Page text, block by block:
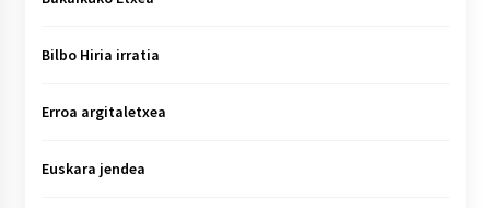
Bilbo Hiria irratia
Erroa argitaletxea
Euskara jendea